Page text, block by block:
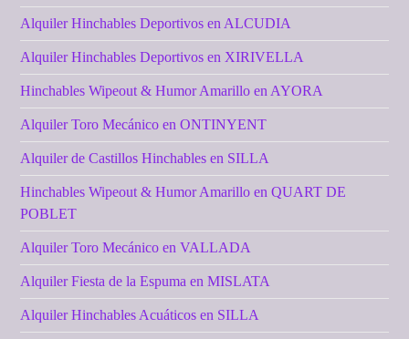
Alquiler Hinchables Deportivos en ALCUDIA
Alquiler Hinchables Deportivos en XIRIVELLA
Hinchables Wipeout & Humor Amarillo en AYORA
Alquiler Toro Mecánico en ONTINYENT
Alquiler de Castillos Hinchables en SILLA
Hinchables Wipeout & Humor Amarillo en QUART DE
POBLET
Alquiler Toro Mecánico en VALLADA
Alquiler Fiesta de la Espuma en MISLATA
Alquiler Hinchables Acuáticos en SILLA